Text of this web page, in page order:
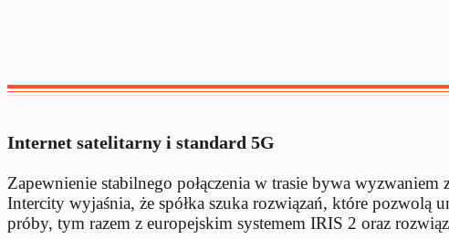
Internet satelitarny i standard 5G
Zapewnienie stabilnego połączenia w trasie bywa
Intercity wyjaśnia, że spółka szuka rozwiązań, które pozwolą
próby, tym razem z europejskim systemem IRIS 2 oraz